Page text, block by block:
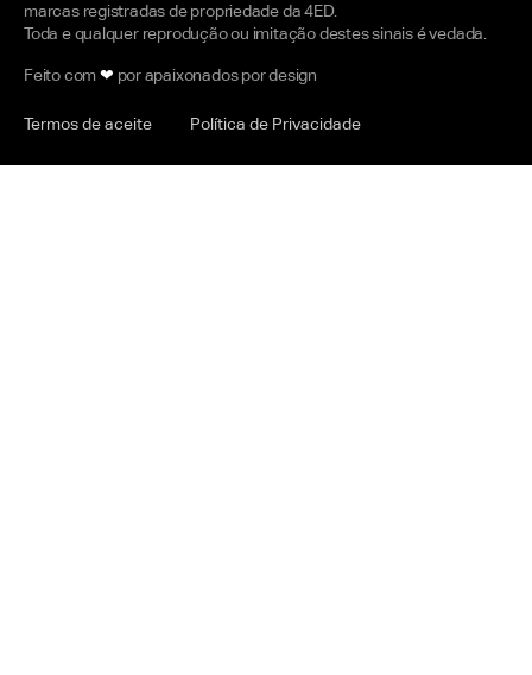
marcas registradas de propriedade da 4ED.
Toda e qualquer reprodução ou imitação destes sinais é vedada.
Feito com❤ por apaixonados por design
Termos de aceite Política de Privacidade